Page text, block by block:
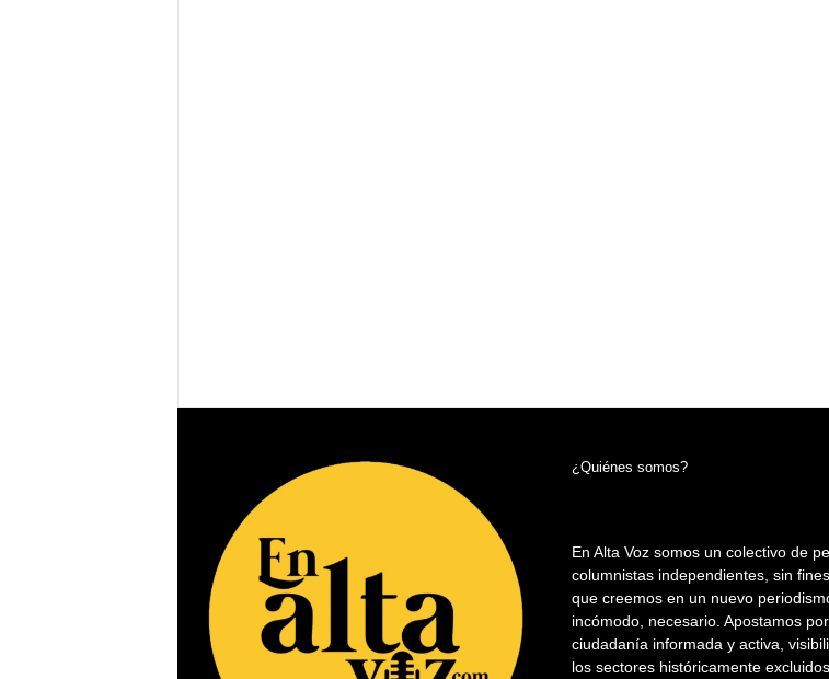
¿Quiénes somos?
En Alta Voz somos un colectivo de
columnistas independientes, sin
que creemos en un nuevo
incómodo, necesario. Apostamos
ciudadanía informada y activa,
los sectores históricamente